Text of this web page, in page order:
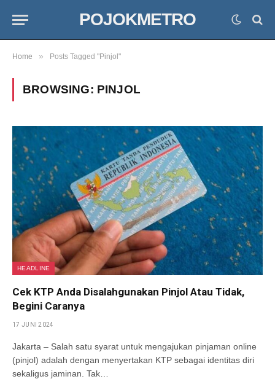
POJOKMETRO
Home » Posts Tagged "Pinjol"
BROWSING: PINJOL
HEADLINE
Cek KTP Anda Disalahgunakan Pinjol Atau Tidak,
Begini Caranya
17 JUNI 2024
Jakarta – Salah satu syarat untuk mengajukan pinjaman online
(pinjol) adalah dengan menyertakan KTP sebagai identitas diri
sekaligus jaminan. Tak…